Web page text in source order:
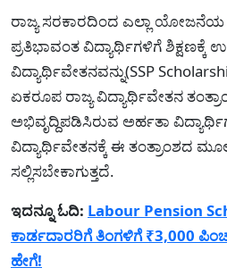
ರಾಜ್ಯ ಸರಕಾರದಿಂದ ಎಲ್ಲಾ
ಪ್ರತಿಭಾವಂತ ವಿದ್ಯಾರ್ಥಿಗಳಿಗೆ ಶಿಕ್ಷಣಕ್ಕೆ
ವಿದ್ಯಾರ್ಥಿವೇತನವನ್ನು(SSP
ಏಕರೂಪ ರಾಜ್ಯ ವಿದ್ಯಾರ್ಥಿವೇತನ
ಅಭಿವೃದ್ದಿಪಡಿಸಿರುವ ಅರ್ಹತಾ
ವಿದ್ಯಾರ್ಥಿವೇತನಕ್ಕೆ ಈ ತಂತ್ರಾಂಶದ
ಸಲ್ಲಿಸಬೇಕಾಗುತ್ತದೆ.
ಇದನ್ನೂ ಓದಿ: Labour Pension
ಕಾರ್ಡದಾರರಿಗೆ ತಿಂಗಳಿಗೆ ₹3,000
ಹೇಗೆ!